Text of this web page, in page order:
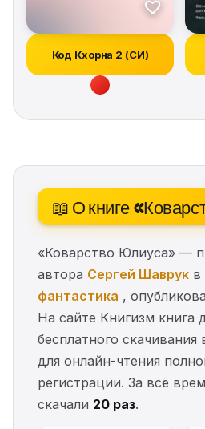
Код Кхорна 2 (СИ)
📖 О книге
«Коварство Юлиуса» —
автора Сергей Шаврук в
фантастика ,
На сайте Книгизм книга
бесплатного
для онлайн-чтения
регистрации. За всё
скачали 20 раз.